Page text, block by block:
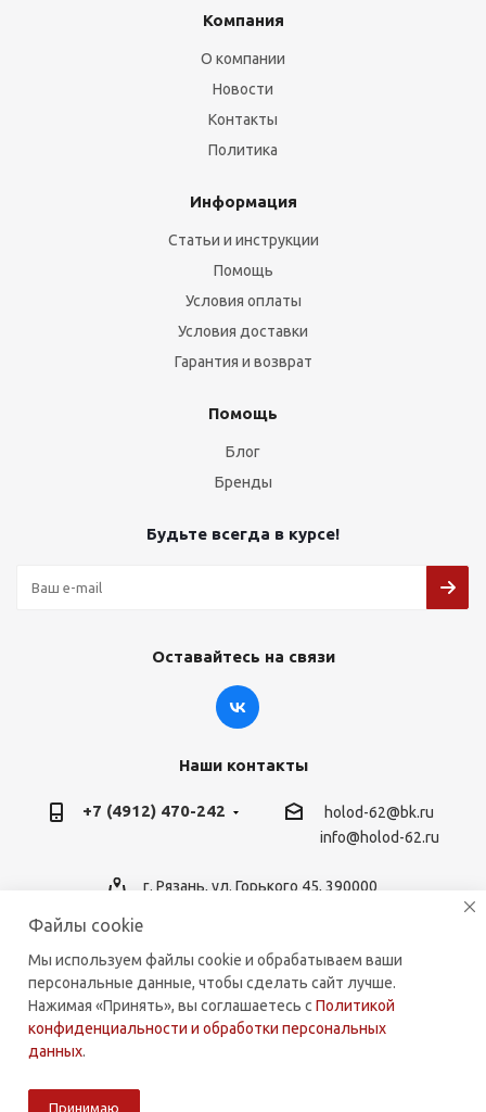
Компания
О компании
Новости
Контакты
Политика
Информация
Статьи и инструкции
Помощь
Условия оплаты
Условия доставки
Гарантия и возврат
Помощь
Блог
Бренды
Будьте всегда в курсе!
Оставайтесь на связи
Наши контакты
+7 (4912) 470-242
holod-62@bk.ru
info@holod-62.ru
г. Рязань, ул. Горького 45, 390000
2026 © holod-62.ru. Комплектующие для бытовой и
коммерческой техники.
Файлы cookie
Мы используем файлы cookie и обрабатываем ваши
персональные данные, чтобы сделать сайт лучше.
Нажимая «Принять», вы соглашаетесь с Политикой
конфиденциальности и обработки персональных
данных.
Принимаю